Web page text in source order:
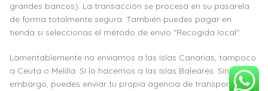
grandes bancos). La transacción se procesa en su pasarela
de forma totalmente segura. También puedes pagar en
tienda si seleccionas el método de envío "Recogida local".
Lamentablemente no enviamos a las Islas Canarias, tampoco
a Ceuta o Melilla. Sí lo hacemos a las Islas Baleares. Sin
embargo, puedes enviar tu propia agencia de transporte a